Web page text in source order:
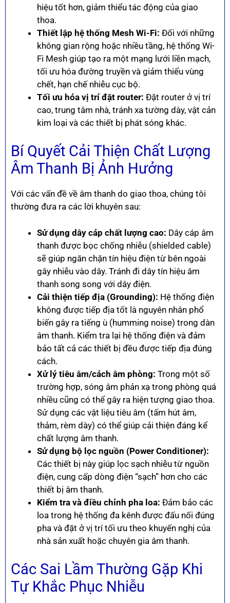
hiệu tốt hơn, giảm thiểu tác động của giao
thoa.
Thiết lập hệ thống Mesh Wi-Fi: Đối với những
không gian rộng hoặc nhiều tầng, hệ thống Wi-
Fi Mesh giúp tạo ra một mạng lưới liền mạch,
tối ưu hóa đường truyền và giảm thiểu vùng
chết, hạn chế nhiễu cục bộ.
Tối ưu hóa vị trí đặt router: Đặt router ở vị trí
cao, trung tâm nhà, tránh xa tường dày, vật cản
kim loại và các thiết bị phát sóng khác.
Bí Quyết Cải Thiện Chất Lượng
Âm Thanh Bị Ảnh Hưởng
Với các vấn đề về âm thanh do giao thoa, chúng tôi
thường đưa ra các lời khuyên sau:
Sử dụng dây cáp chất lượng cao: Dây cáp âm
thanh được bọc chống nhiễu (shielded cable)
sẽ giúp ngăn chặn tín hiệu điện từ bên ngoài
gây nhiễu vào dây. Tránh đi dây tín hiệu âm
thanh song song với dây điện.
Cải thiện tiếp địa (Grounding): Hệ thống điện
không được tiếp địa tốt là nguyên nhân phổ
biến gây ra tiếng ù (humming noise) trong dàn
âm thanh. Kiểm tra lại hệ thống điện và đảm
bảo tất cả các thiết bị đều được tiếp địa đúng
cách.
Xử lý tiêu âm/cách âm phòng: Trong một số
trường hợp, sóng âm phản xạ trong phòng quá
nhiều cũng có thể gây ra hiện tượng giao thoa.
Sử dụng các vật liệu tiêu âm (tấm hút âm,
thảm, rèm dày) có thể giúp cải thiện đáng kể
chất lượng âm thanh.
Sử dụng bộ lọc nguồn (Power Conditioner):
Các thiết bị này giúp lọc sạch nhiễu từ nguồn
điện, cung cấp dòng điện “sạch” hơn cho các
thiết bị âm thanh.
Kiểm tra và điều chỉnh pha loa: Đảm bảo các
loa trong hệ thống đa kênh được đấu nối đúng
pha và đặt ở vị trí tối ưu theo khuyến nghị của
nhà sản xuất hoặc chuyên gia âm thanh.
Các Sai Lầm Thường Gặp Khi
Tự Khắc Phục Nhiễu